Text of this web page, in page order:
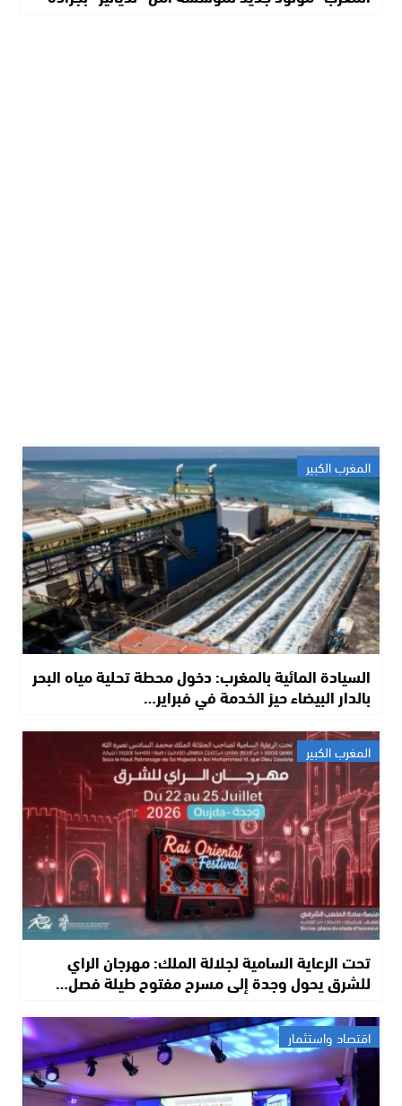
المغرب الكبير
السيادة المائية بالمغرب: دخول محطة تحلية مياه البحر
بالدار البيضاء حيز الخدمة في فبراير…
المغرب الكبير
تحت الرعاية السامية لجلالة الملك: مهرجان الراي
للشرق يحول وجدة إلى مسرح مفتوح طيلة فصل…
اقتصاد واستثمار